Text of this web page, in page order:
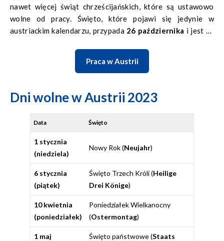
nawet więcej świąt chrześcijańskich, które są ustawowo
wolne od pracy. Święto, które pojawi się jedynie w
austriackim kalendarzu, przypada 26 października i jest to
Praca w Austrii
Dni wolne w Austrii 2023
Data Święto
1 stycznia
(niedziela)
Nowy Rok (Neujahr)
6 stycznia
(piątek)
Święto Trzech Króli (Heilige
Drei Könige)
10 kwietnia
(poniedziałek)
Poniedziałek Wielkanocny
(Ostermontag)
1 maj
Święto państwowe (Staats